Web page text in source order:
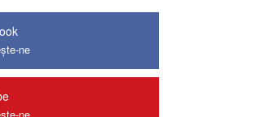
ne
ne